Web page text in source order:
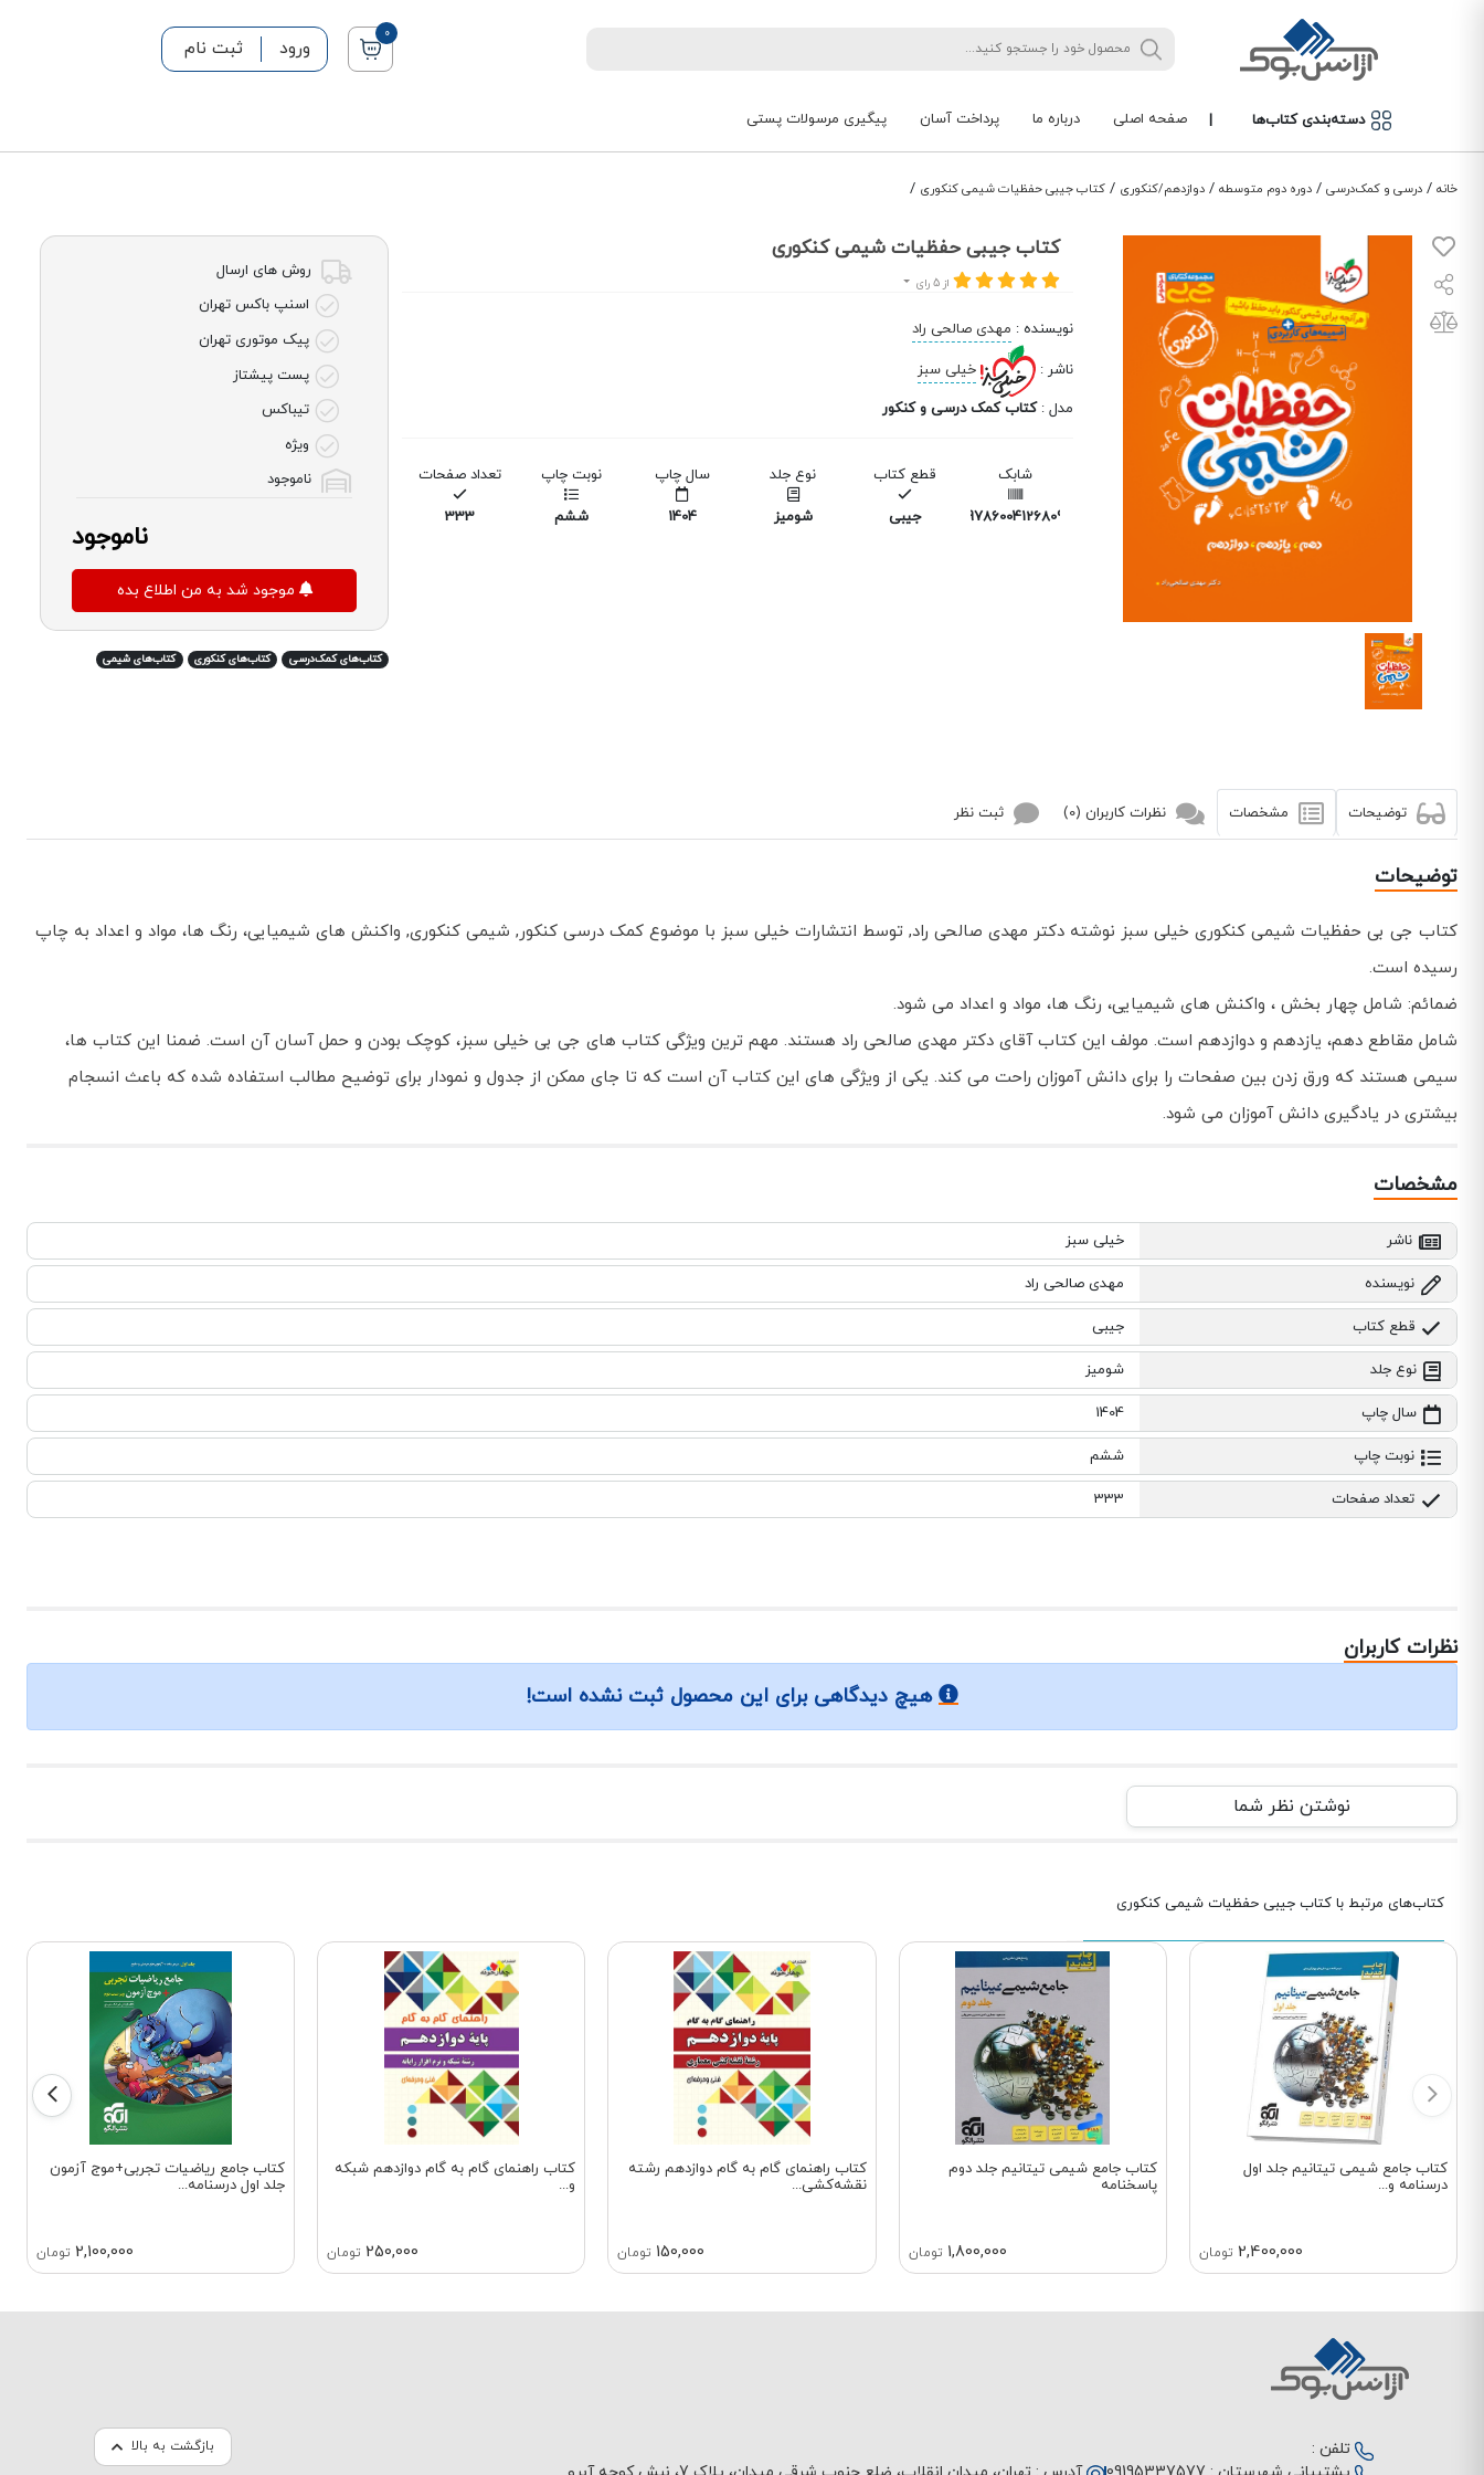
0
ورود ثبت نام
دسته‌بندی کتاب‌ها | صفحه اصلی درباره ما پرداخت آسان پیگیری مرسولات پستی
خانه / درسی و کمک‌درسی / دوره دوم متوسطه / دوازدهم/کنکوری / کتاب جیبی حفظیات شیمی کنکوری /
کتاب جیبی حفظیات شیمی کنکوری
از 5 رای
نویسنده : مهدی صالحی راد
ناشر :
خیلی سبز
مدل :کتاب کمک درسی و کنکور
شابک
9786004126809
قطع کتاب
جیبی
نوع جلد
شومیز
سال چاپ
1404
نوبت چاپ
ششم
تعداد صفحات
333
روش های ارسال
اسنپ باکس تهران
پیک موتوری تهران
پست پیشتاز
تیباکس
ویژه
ناموجود
ناموجود
کتاب‌های کمک‌درسی کتاب‌های کنکوری کتاب‌های شیمی
توضیحات مشخصات نظرات کاربران (0) ثبت نظر
توضیحات
کتاب جی بی حفظیات شیمی کنکوری خیلی سبز نوشته دکتر مهدی صالحی راد, توسط انتشارات خیلی سبز با موضوع کمک درسی کنکور, شیمی کنکوری, واکنش های شیمیایی، رنگ ها، مواد و اعداد به چاپ
رسیده است.
ضمائم: شامل چهار بخش ، واکنش های شیمیایی، رنگ ها، مواد و اعداد می شود.
شامل مقاطع دهم، یازدهم و دوازدهم است. مولف این کتاب آقای دکتر مهدی صالحی راد هستند. مهم ترین ویژگی کتاب های جی بی خیلی سبز، کوچک بودن و حمل آسان آن است. ضمنا این کتاب ها،
سیمی هستند که ورق زدن بین صفحات را برای دانش آموزان راحت می کند. یکی از ویژگی های این کتاب آن است که تا جای ممکن از جدول و نمودار برای توضیح مطالب استفاده شده که باعث انسجام
بیشتری در یادگیری دانش آموزان می شود.
مشخصات
ناشر خیلی سبز
نویسنده مهدی صالحی راد
قطع کتاب جیبی
نوع جلد شومیز
سال چاپ 1404
نوبت چاپ ششم
تعداد صفحات 333
نظرات کاربران
هیچ دیدگاهی برای این محصول ثبت نشده است!
نوشتن نظر شما
کتاب‌های مرتبط با کتاب جیبی حفظیات شیمی کنکوری
کتاب جامع شیمی تیتانیم جلد اول
درسنامه و...
2,400,000 تومان
کتاب جامع شیمی تیتانیم جلد دوم
پاسخنامه
1,800,000 تومان
کتاب راهنمای گام به گام دوازدهم رشته
نقشه‌کشی...
150,000 تومان
کتاب راهنمای گام به گام دوازدهم شبکه
و...
250,000 تومان
کتاب جامع ریاضیات تجربی+موج آزمون
جلد اول درسنامه...
2,100,000 تومان
بازگشت به بالا
تلفن :